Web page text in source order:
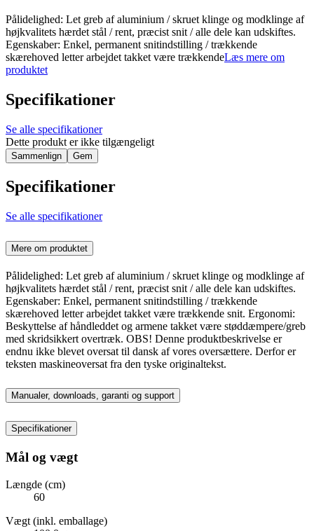
Pålidelighed: Let greb af aluminium / skruet klinge og modklinge af
højkvalitets hærdet stål / rent, præcist snit / alle dele kan udskiftes.
Egenskaber: Enkel, permanent snitindstilling / trækkende
skærehoved letter arbejdet takket være trækkendeLæs mere om
produktet
Specifikationer
Se alle specifikationer
Dette produkt er ikke tilgængeligt
Sammenlign Gem
Specifikationer
Se alle specifikationer
Mere om produktet
Pålidelighed: Let greb af aluminium / skruet klinge og modklinge af
højkvalitets hærdet stål / rent, præcist snit / alle dele kan udskiftes.
Egenskaber: Enkel, permanent snitindstilling / trækkende
skærehoved letter arbejdet takket være trækkende snit. Ergonomi:
Beskyttelse af håndleddet og armene takket være støddæmpere/greb
med skridsikkert overtræk. OBS! Denne produktbeskrivelse er
endnu ikke blevet oversat til dansk af vores oversættere. Derfor er
teksten maskineoversat fra den tyske originaltekst.
Manualer, downloads, garanti og support
Specifikationer
Mål og vægt
Længde (cm)
60
Vægt (inkl. emballage)